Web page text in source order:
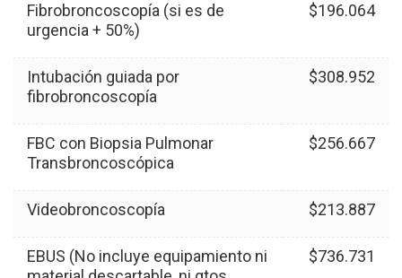
Fibrobroncoscopía (si es de
urgencia + 50%)
$196.064
Intubación guiada por
fibrobroncoscopía
$308.952
FBC con Biopsia Pulmonar
Transbroncoscópica
$256.667
Videobroncoscopía $213.887
EBUS (No incluye equipamiento ni
$736.731